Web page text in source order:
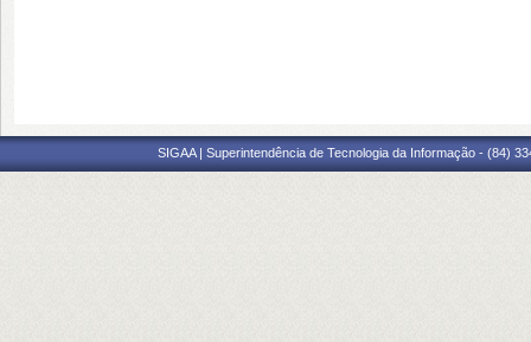
SIGAA | Superintendência de Tecnologia da Informação - (84)